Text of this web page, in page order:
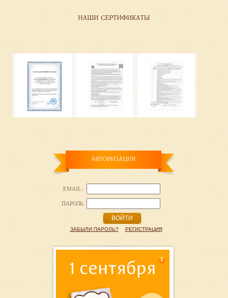
EMAIL:
ПАРОЛЬ:
ВОЙТИ
ЗАБЫЛИ ПАРОЛЬ? РЕГИСТРАЦИЯ
1